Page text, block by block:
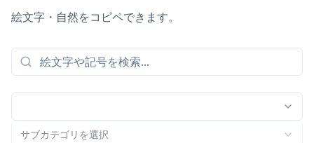
絵文字・自然をコピペできます。
サブカテゴリを選択